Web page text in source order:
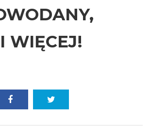
WIĘCEJ!